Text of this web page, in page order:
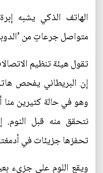
الهاتف الذكي يشبه
متواصل جرعاتٍ من
وهو في حالة كثيرين منا
نتحقق منه قبل النوم.
تحفزها جزيئات في
ويقع اللوم على جزيء